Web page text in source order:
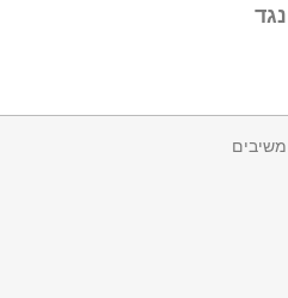
נגד
משיבים